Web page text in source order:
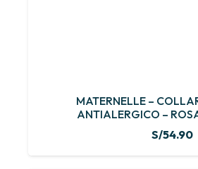
MATERNELLE –
ANTIALERGICO –
S/54.90